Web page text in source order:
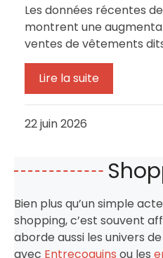
Les données récentes
montrent une
ventes de vêtements
Lire la suite
22 juin 2026
Bien plus qu’un simple
shopping, c’est souvent
aborde aussi les univers
avec Entrecoquins ou les